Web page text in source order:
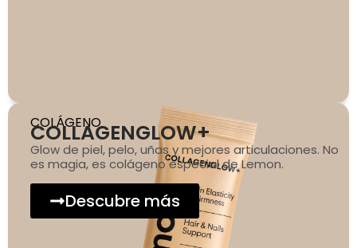
COLÁGENO
COLLAGENGLOW+
Glow de piel, pelo, uñas y mejores articulaciones. No
es magia, es colágeno especial de Lemon.
Descubre más